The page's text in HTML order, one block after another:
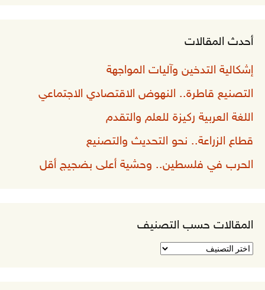
أحدث المقالات
إشكالية التدخين وآليات المواجهة
التصنيع قاطرة.. النهوض الاقتصادي الاجتماعي
اللغة العربية ركيزة للعلم والتقدم
قطاع الزراعة.. نحو التحديث والتصنيع
الحرب في فلسطين.. وحشية أعلى بضجيج أقل
المقالات حسب التصنيف
المقالات